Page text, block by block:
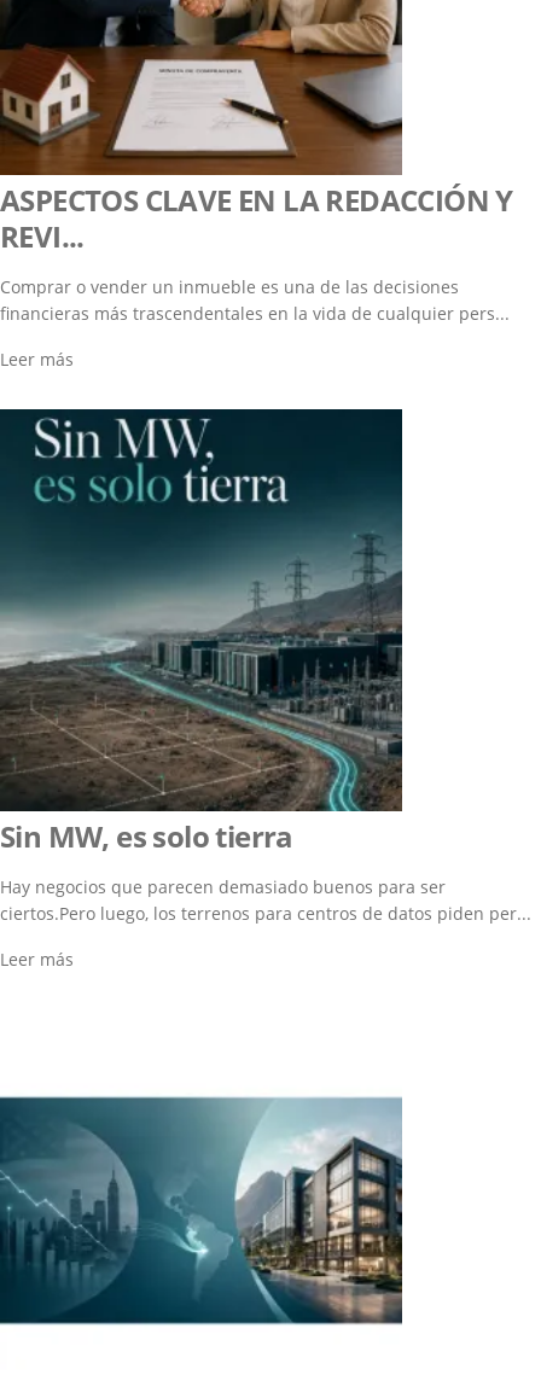
ASPECTOS CLAVE EN LA REDACCIÓN Y
REVI...
Comprar o vender un inmueble es una de las decisiones
financieras más trascendentales en la vida de cualquier pers...
Leer más
Sin MW, es solo tierra
Hay negocios que parecen demasiado buenos para ser
ciertos.Pero luego, los terrenos para centros de datos piden per...
Leer más